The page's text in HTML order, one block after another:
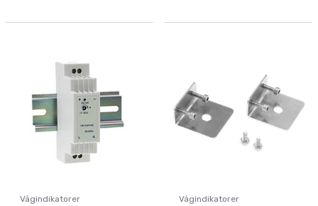
Vågindikatorer Vågindikatorer